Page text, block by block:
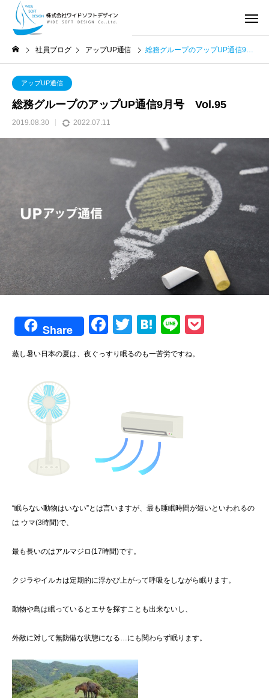
社員ブログ アップUP通信 総務グループのアップUP通信9月号 Vol.95
アップUP通信
総務グループのアップUP通信9月号 Vol.95
2019.08.30 2022.07.11
Share
F
c
k
T
tt
H
e
Li
e
蒸し暑い日本の夏は、夜ぐっすり眠るのも一苦労ですね。
“眠らない動物はいない”とは言いますが、最も睡眠時間が短いといわれるの
は ウマ(3時間)で、
最も長いのはアルマジロ(17時間)です。
クジラやイルカは定期的に浮かび上がって呼吸をしながら眠ります。
動物や鳥は眠っているとエサを探すことも出来ないし、
外敵に対して無防備な状態になる…にも関わらず眠ります。